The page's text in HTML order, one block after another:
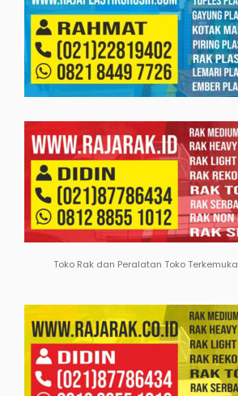
Toko Rak dan Peralatan Toko Terkemuka